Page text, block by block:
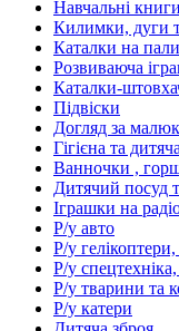
Навчальні
Килимки, дуги
Каталки на
Розвиваюча
Каталки-
Підвіски
Догляд за
Гігієна та
Ванночки ,
Дитячий посуд
Іграшки на
Р/у авто
Р/у
Р/у
Р/у тварини та
Р/у катери